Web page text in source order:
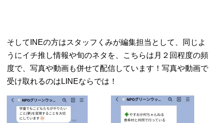
そしてINEの方はスタッフくみが編集担当として、同じよ
うにイチ推し情報や旬のネタを、こちらは月２回程度の頻
度で、写真や動画も併せて配信しています！写真や動画で
受け取れるのはLINEならでは！